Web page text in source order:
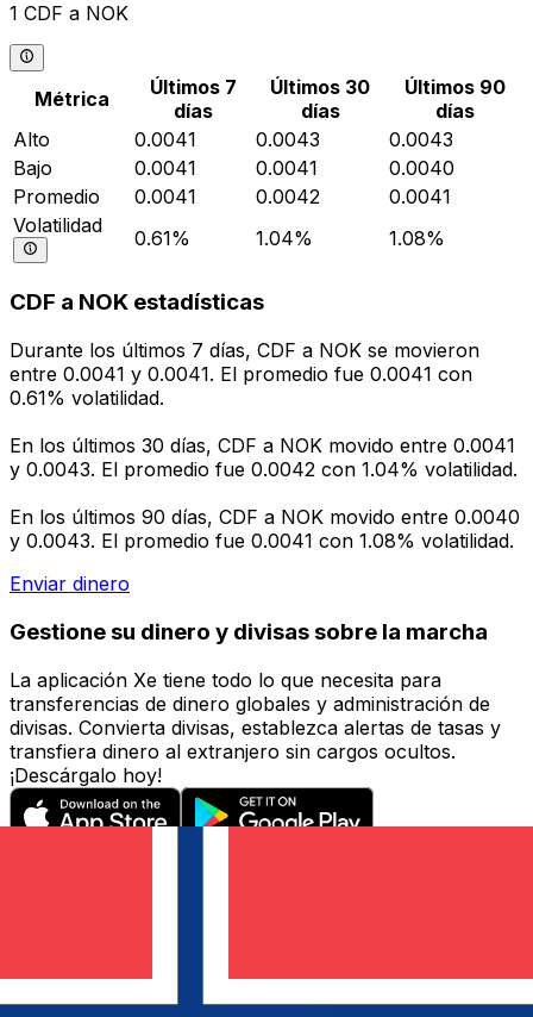
1 CDF a NOK
Métrica
Últimos 7
días
Últimos 30
días
Últimos 90
días
Alto
0.0041 0.0043
0.0043
Bajo
0.0041 0.0041
0.0040
Promedio
0.0041 0.0042
0.0041
Volatilidad
0.61% 1.04% 1.08%
CDF a NOK estadísticas
Durante los últimos 7 días, CDF a NOK se movieron
entre 0.0041 y 0.0041. El promedio fue 0.0041 con
0.61% volatilidad.
En los últimos 30 días, CDF a NOK movido entre 0.0041
y 0.0043. El promedio fue 0.0042 con 1.04% volatilidad.
En los últimos 90 días, CDF a NOK movido entre 0.0040
y 0.0043. El promedio fue 0.0041 con 1.08% volatilidad.
Enviar dinero
Gestione su dinero y divisas sobre la marcha
La aplicación Xe tiene todo lo que necesita para
transferencias de dinero globales y administración de
divisas. Convierta divisas, establezca alertas de tasas y
transfiera dinero al extranjero sin cargos ocultos.
¡Descárgalo hoy!